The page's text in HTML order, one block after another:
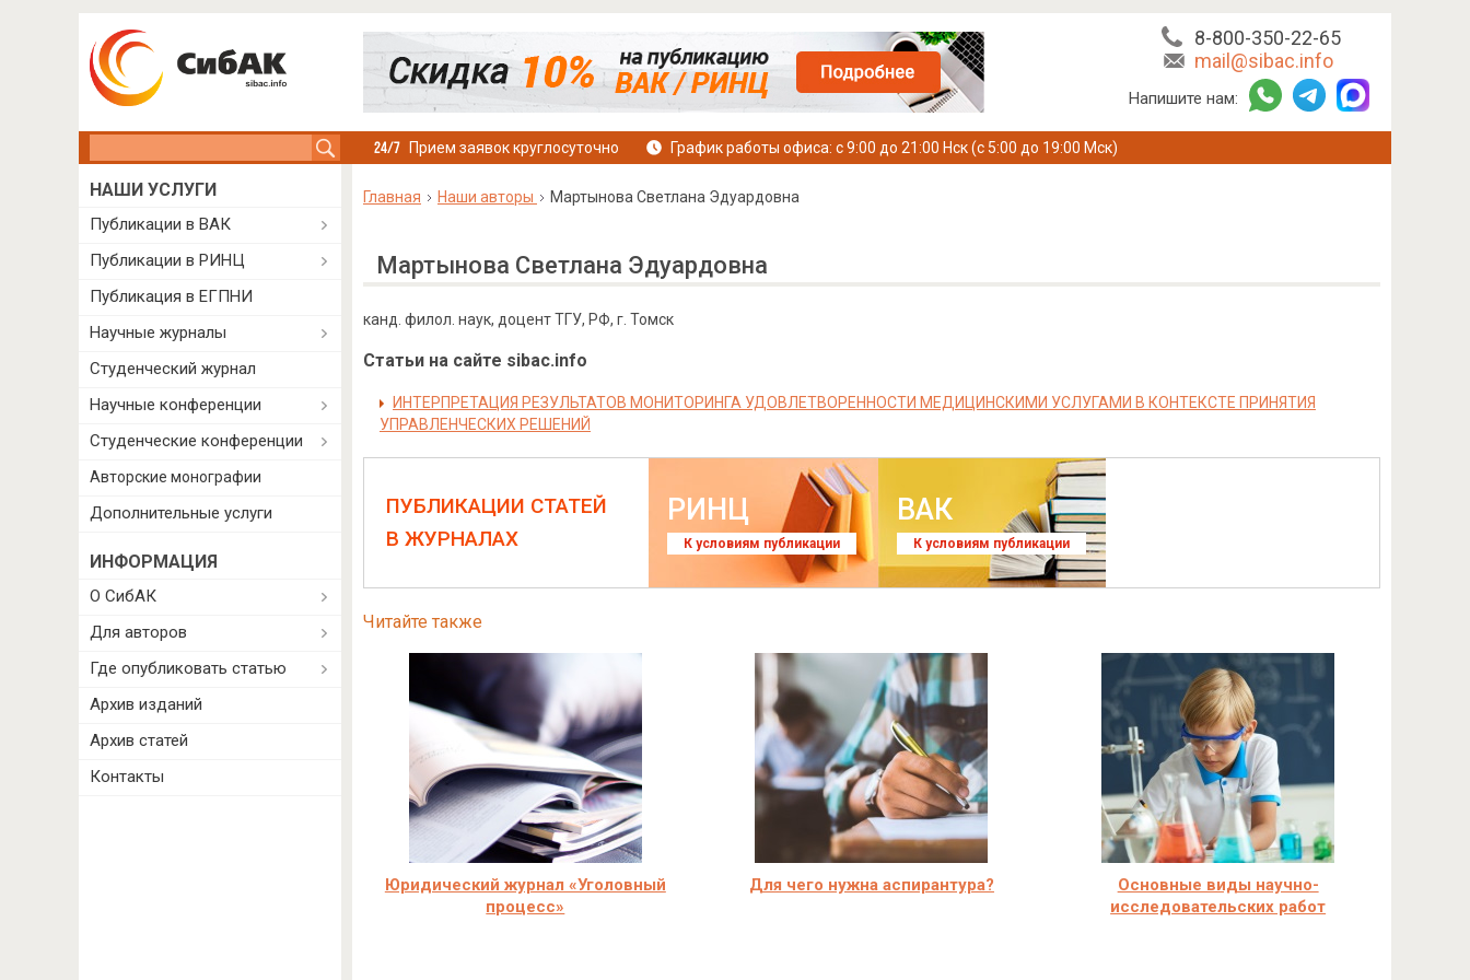
8-800-350-22-65
mail@sibac.info
Напишите нам:
Прием заявок круглосуточно График работы офиса: с 9:00 до 21:00 Нск (с 5:00 до 19:00 Мск)
Главная Наши авторы Мартынова Светлана Эдуардовна
Мартынова Светлана Эдуардовна
канд. филол. наук, доцент ТГУ, РФ, г. Томск
Статьи на сайте sibac.info
ИНТЕРПРЕТАЦИЯ РЕЗУЛЬТАТОВ МОНИТОРИНГА УДОВЛЕТВОРЕННОСТИ МЕДИЦИНСКИМИ УСЛУГАМИ В КОНТЕКСТЕ ПРИНЯТИЯ
УПРАВЛЕНЧЕСКИХ РЕШЕНИЙ
ПУБЛИКАЦИИ СТАТЕЙ
В ЖУРНАЛАХ
РИНЦ
К условиям публикации
ВАК
К условиям публикации
Читайте также
Юридический журнал «Уголовный
процесс»
Для чего нужна аспирантура?
Основные виды научно-
исследовательских работ
НАШИ УСЛУГИ
Публикации в ВАК
Публикации в РИНЦ
Публикация в ЕГПНИ
Научные журналы
Студенческий журнал
Научные конференции
Студенческие конференции
Авторские монографии
Дополнительные услуги
ИНФОРМАЦИЯ
О СибАК
Для авторов
Где опубликовать статью
Архив изданий
Архив статей
Контакты